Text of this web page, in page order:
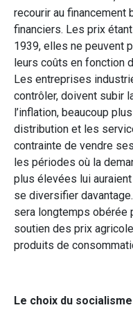
recourir au financement
financiers. Les prix
1939, elles ne peuvent
leurs coûts en fonction
Les entreprises
contrôler, doivent subir
l’inflation, beaucoup
distribution et les
contrainte de vendre
les périodes où la
plus élevées lui
se diversifier
sera longtemps obérée
soutien des prix
produits de
Le choix du socialisme